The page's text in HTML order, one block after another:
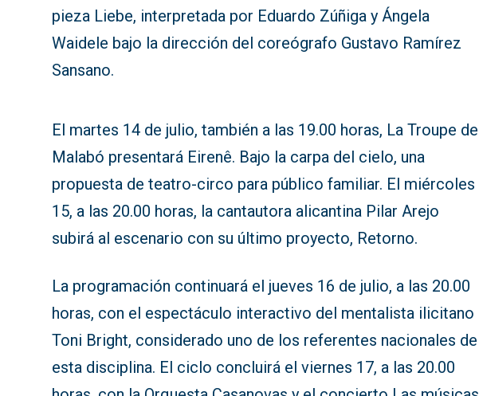
pieza Liebe, interpretada por Eduardo Zúñiga y Ángela
Waidele bajo la dirección del coreógrafo Gustavo Ramírez
Sansano.
El martes 14 de julio, también a las 19.00 horas, La Troupe de
Malabó presentará Eirenê. Bajo la carpa del cielo, una
propuesta de teatro-circo para público familiar. El miércoles
15, a las 20.00 horas, la cantautora alicantina Pilar Arejo
subirá al escenario con su último proyecto, Retorno.
La programación continuará el jueves 16 de julio, a las 20.00
horas, con el espectáculo interactivo del mentalista ilicitano
Toni Bright, considerado uno de los referentes nacionales de
esta disciplina. El ciclo concluirá el viernes 17, a las 20.00